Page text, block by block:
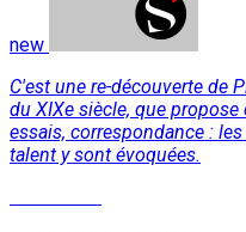
new
C'est une re-découverte de
du XIXe siècle, que propose
essais, correspondance :
talent y sont évoquées.